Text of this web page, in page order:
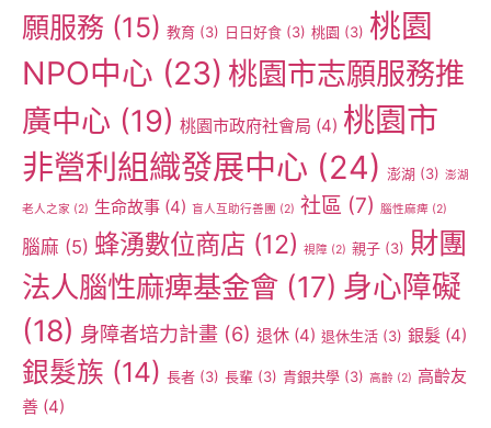
願服務 (15) 教育 (3) 日日好食 (3) 桃園 (3) 桃園
NPO中心 (23) 桃園市志願服務推
廣中心 (19) 桃園市政府社會局 (4) 桃園市
非營利組織發展中心 (24) 澎湖 (3) 澎湖
老人之家 (2) 生命故事 (4) 盲人互助行善團 (2) 社區 (7) 腦性麻痺 (2)
腦麻 (5) 蜂湧數位商店 (12) 視障 (2) 親子 (3) 財團
法人腦性麻痺基金會 (17) 身心障礙
(18) 身障者培力計畫 (6) 退休 (4) 退休生活 (3) 銀髮 (4)
銀髮族 (14) 長者 (3) 長輩 (3) 青銀共學 (3) 高齡 (2) 高齡友
善 (4)